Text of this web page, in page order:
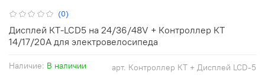
(0)
арт. Контроллер КТ + Дисплей LCD-5
Наличие: В наличии
Дисплей КТ-LCD5 на 24/36/48V + Контроллер КТ
14/17/20А для электровелосипеда